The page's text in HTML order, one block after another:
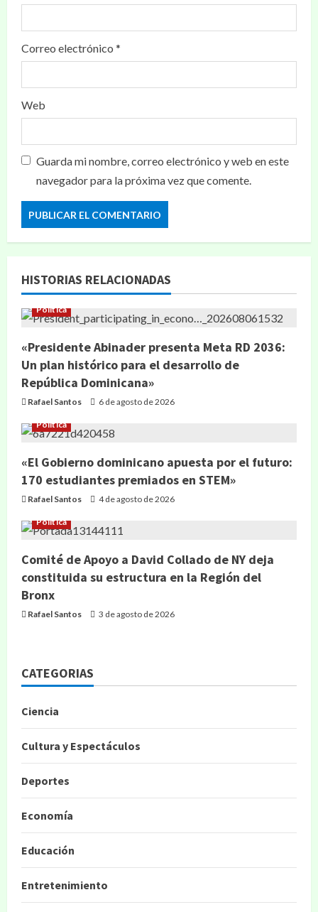
Correo electrónico *
Web
Guarda mi nombre, correo electrónico y web en este
navegador para la próxima vez que comente.
HISTORIAS RELACIONADAS
Política
«Presidente Abinader presenta Meta RD 2036:
Un plan histórico para el desarrollo de
República Dominicana»
Rafael Santos 6 de agosto de 2026
Política
«El Gobierno dominicano apuesta por el futuro:
170 estudiantes premiados en STEM»
Rafael Santos 4 de agosto de 2026
Política
Comité de Apoyo a David Collado de NY deja
constituida su estructura en la Región del
Bronx
Rafael Santos 3 de agosto de 2026
CATEGORIAS
Ciencia
Cultura y Espectáculos
Deportes
Economía
Educación
Entretenimiento